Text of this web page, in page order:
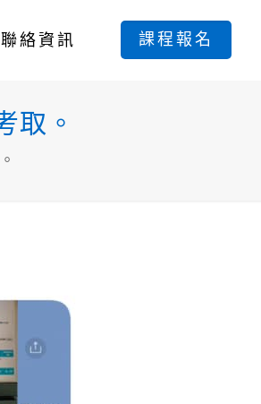
聯絡資訊 課程報名
取。